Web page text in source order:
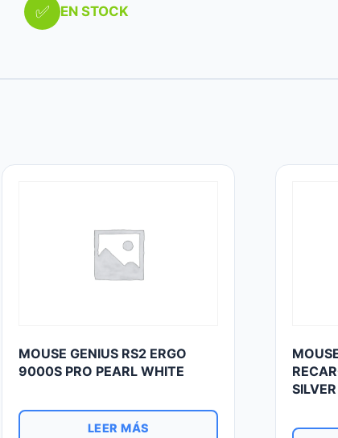
✅ EN STOCK
MOUSE GENIUS RS2 ERGO
9000S PRO PEARL WHITE
LEER MÁS
SILVER